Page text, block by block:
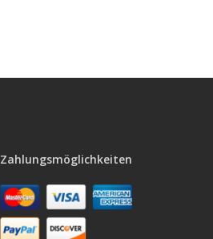
Zahlungsmöglichkeiten